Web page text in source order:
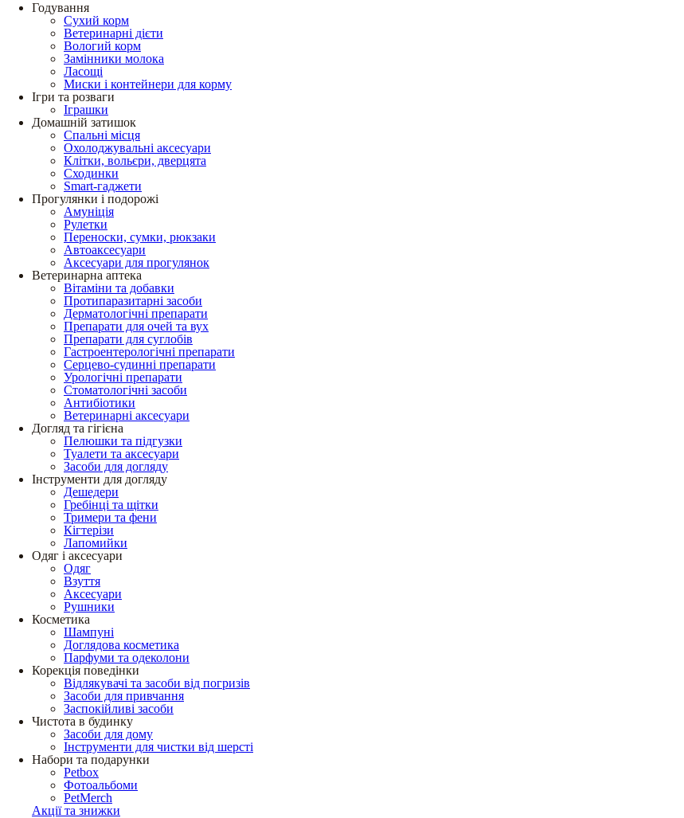
Годування
Сухий корм
Ветеринарні дієти
Вологий корм
Замінники молока
Ласощі
Миски і контейнери для корму
Ігри та розваги
Іграшки
Домашній затишок
Спальні місця
Охолоджувальні аксесуари
Клітки, вольєри, дверцята
Сходинки
Smart-гаджети
Прогулянки і подорожі
Амуніція
Рулетки
Переноски, сумки, рюкзаки
Автоаксесуари
Аксесуари для прогулянок
Ветеринарна аптека
Вітаміни та добавки
Протипаразитарні засоби
Дерматологічні препарати
Препарати для очей та вух
Препарати для суглобів
Гастроентерологічні препарати
Серцево-судинні препарати
Урологічні препарати
Стоматологічні засоби
Антибіотики
Ветеринарні аксесуари
Догляд та гігієна
Пелюшки та підгузки
Туалети та аксесуари
Засоби для догляду
Інструменти для догляду
Дешедери
Гребінці та щітки
Тримери та фени
Кігтерізи
Лапомийки
Одяг і аксесуари
Одяг
Взуття
Аксесуари
Рушники
Косметика
Шампуні
Доглядова косметика
Парфуми та одеколони
Корекція поведінки
Відлякувачі та засоби від погризів
Засоби для привчання
Заспокійливі засоби
Чистота в будинку
Засоби для дому
Інструменти для чистки від шерсті
Набори та подарунки
Petbox
Фотоальбоми
PetMerch
Акції та знижки